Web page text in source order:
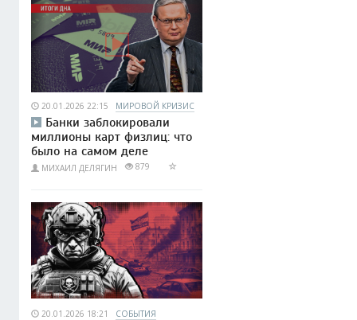
20.01.2026 22:15 МИРОВОЙ КРИЗИС
Банки заблокировали
миллионы карт физлиц: что
было на самом деле
МИХАИЛ ДЕЛЯГИН 879
20.01.2026 18:21 СОБЫТИЯ